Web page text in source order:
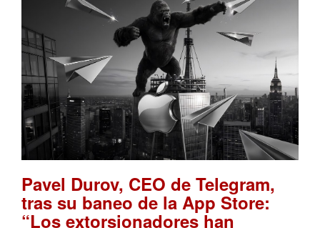
Pavel Durov, CEO de Telegram,
tras su baneo de la App Store:
“Los extorsionadores han